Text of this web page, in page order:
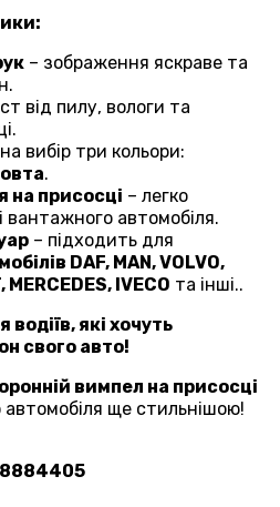
– зображення яскраве та
від пилу, вологи та
вибір три кольори:
.
на присосці – легко
вантажного автомобіля.
– підходить для
DAF, MAN, VOLVO,
MERCEDES, IVECO та інші..
водіїв, які хочуть
свого авто!
вимпел на присосці
автомобіля ще стильнішою!